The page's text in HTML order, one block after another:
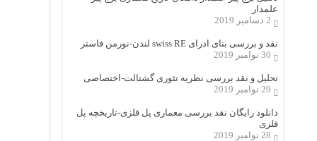
علمدار
2 دسامبر 2019
نقد و بررسی بنای ادرای swiss RE لندن-نورمن فاستر
30 نوامبر 2019
تحلیل و نقد بررسی نظریه تئوری گشتالت-اختصاصی
29 نوامبر 2019
دانلود رایگان نقد بررسی معماری پل فلزی-تاریخچه پل
فلزی
28 نوامبر 2019